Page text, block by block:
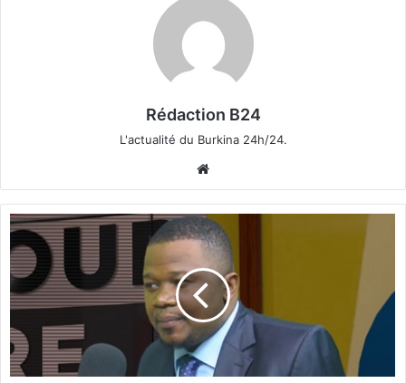
Rédaction B24
L'actualité du Burkina 24h/24.
bsi
te
L
a
c
h
r
n
i
q